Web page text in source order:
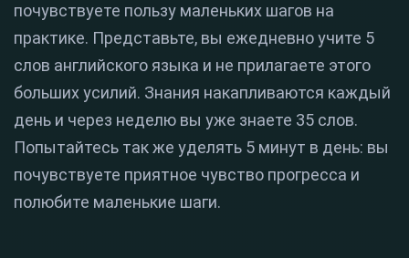
почувствуете пользу маленьких шагов на
практике. Представьте, вы ежедневно учите 5
слов английского языка и не прилагаете этого
больших усилий. Знания накапливаются каждый
день и через неделю вы уже знаете 35 слов.
Попытайтесь так же уделять 5 минут в день: вы
почувствуете приятное чувство прогресса и
полюбите маленькие шаги.